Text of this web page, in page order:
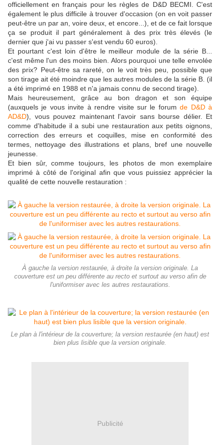
officiellement en français pour les règles de D&D BECMI. C'est
également le plus difficile à trouver d'occasion (on en voit passer
peut-être un par an, voire deux, et encore...), et de ce fait lorsque
ça se produit il part généralement à des prix très élevés (le
dernier que j'ai vu passer s'est vendu 60 euros).
Et pourtant c'est loin d'être le meilleur module de la série B...
c'est même l'un des moins bien. Alors pourquoi une telle envolée
des prix? Peut-être sa rareté, on le voit très peu, possible que
son tirage ait été moindre que les autres modules de la série B. (il
a été imprimé en 1988 et n'a jamais connu de second tirage).
Mais heureusement, grâce au bon dragon et son équipe
(auxquels je vous invite à rendre visite sur le forumde D&D à
AD&D), vous pouvez maintenant l'avoir sans bourse délier. Et
comme d'habitude il a subi une restauration aux petits oignons,
correction des erreurs et coquilles, mise en conformité des
termes, nettoyage des illustrations et plans, bref une nouvelle
jeunesse.
Et bien sûr, comme toujours, les photos de mon exemplaire
imprimé à côté de l'original afin que vous puissiez apprécier la
qualité de cette nouvelle restauration :
À gauche la version restaurée, à droite la version originale. La
couverture est un peu différente au recto et surtout au verso afin de
l'uniformiser avec les autres restaurations.
Le plan à l'intérieur de la couverture; la version restaurée (en haut) est
bien plus lisible que la version originale.
Publicité